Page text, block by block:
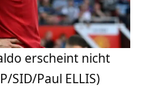
erscheint nicht
SID/Paul ELLIS)